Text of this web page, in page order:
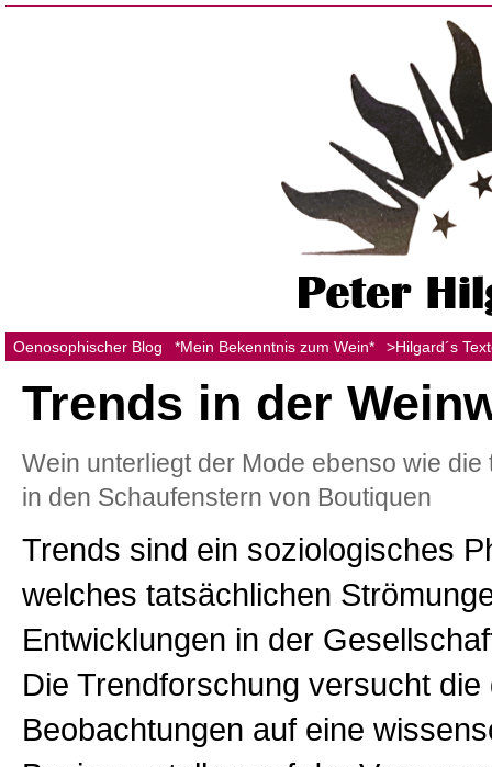
Oenosophischer Blog *Mein Bekenntnis zum Wein* >Hilgard´s
Trends in der
Wein unterliegt der Mode ebenso wie die
in den Schaufenstern von Boutiquen
Trends sind ein soziologisches
welches tatsächlichen
Entwicklungen in der
Die Trendforschung versucht die
Beobachtungen auf eine